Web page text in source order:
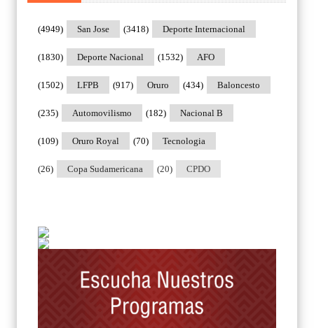
San Jose
(4949) Deporte Internacional
(3418)
Deporte Nacional
(1830) AFO
(1532)
LFPB
(1502) Oruro
(917) Baloncesto
(434)
Automovilismo
(235) Nacional B
(182)
Oruro Royal
(109) Tecnologia
(70)
Copa Sudamericana
(26) CPDO
(20)